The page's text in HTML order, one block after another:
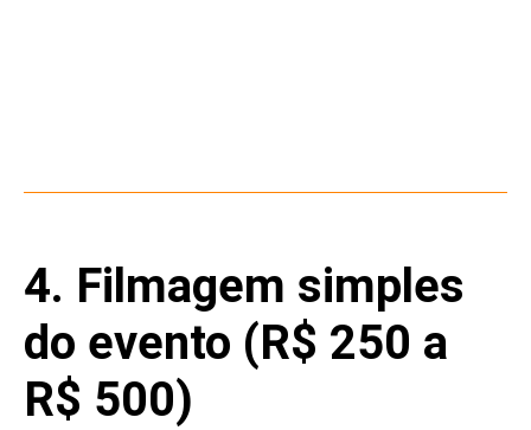
4. Filmagem simples
do evento (R$ 250 a
R$ 500)